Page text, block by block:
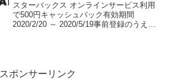
スターバックス オンラインサービス利用
で500円キャッシュバック有効期間
2020/2/20 ～ 2020/5/19事前登録のうえ、
スポンサーリンク